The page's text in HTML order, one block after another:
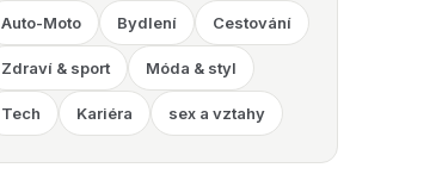
Auto-Moto Bydlení Cestování
Zdraví & sport Móda & styl
Tech Kariéra sex a vztahy